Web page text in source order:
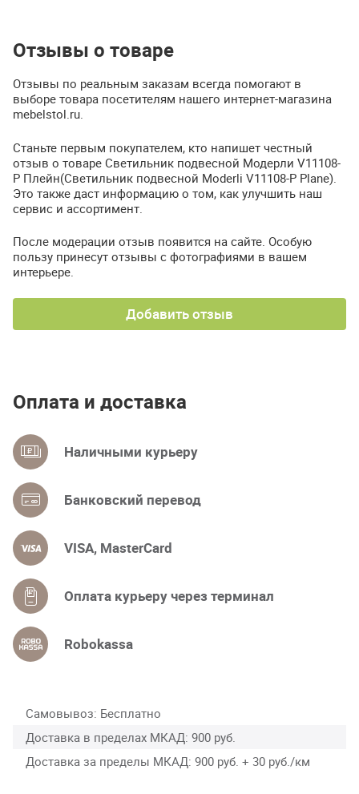
Отзывы о товаре
Отзывы по реальным заказам всегда помогают в
выборе товара посетителям нашего интернет-магазина
mebelstol.ru.
Станьте первым покупателем, кто напишет честный
отзыв о товаре Светильник подвесной Модерли V11108-
P Плейн(Светильник подвесной Moderli V11108-P Plane).
Это также даст информацию о том, как улучшить наш
сервис и ассортимент.
После модерации отзыв появится на сайте. Особую
пользу принесут отзывы с фотографиями в вашем
интерьере.
Добавить отзыв
Оплата и доставка
Наличными курьеру
Банковский перевод
VISA, MasterCard
Оплата курьеру через терминал
Robokassa
Самовывоз Бесплатно
Доставка в пределах МКАД 900 руб.
Доставка за пределы МКАД 900 руб. + 30 руб./км